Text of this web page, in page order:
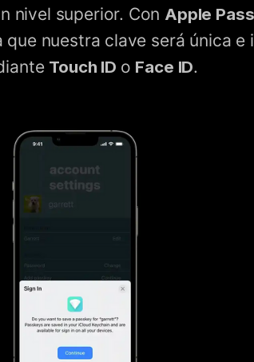
nivel superior. Con Apple
nuestra clave será única e
Touch ID o Face ID.